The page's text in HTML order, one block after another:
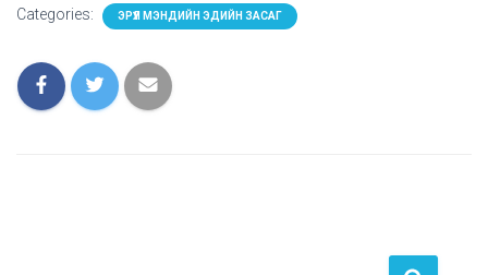
Categories: ЭРҮҮЛ МЭНДИЙН ЭДИЙН ЗАСАГ